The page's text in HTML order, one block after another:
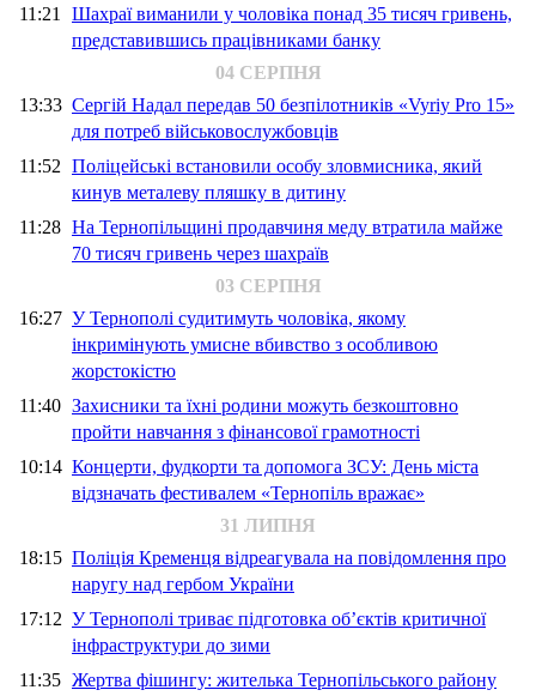
11:21 Шахраї виманили у чоловіка понад 35 тисяч гривень,
представившись працівниками банку
04 СЕРПНЯ
13:33 Сергій Надал передав 50 безпілотників «Vyriy Pro 15»
для потреб військовослужбовців
11:52 Поліцейські встановили особу зловмисника, який
кинув металеву пляшку в дитину
11:28 На Тернопільщині продавчиня меду втратила майже
70 тисяч гривень через шахраїв
03 СЕРПНЯ
16:27 У Тернополі судитимуть чоловіка, якому
інкримінують умисне вбивство з особливою
жорстокістю
11:40 Захисники та їхні родини можуть безкоштовно
пройти навчання з фінансової грамотності
10:14 Концерти, фудкорти та допомога ЗСУ: День міста
відзначать фестивалем «Тернопіль вражає»
31 ЛИПНЯ
18:15 Поліція Кременця відреагувала на повідомлення про
наругу над гербом України
17:12 У Тернополі триває підготовка об’єктів критичної
інфраструктури до зими
11:35 Жертва фішингу: жителька Тернопільського району